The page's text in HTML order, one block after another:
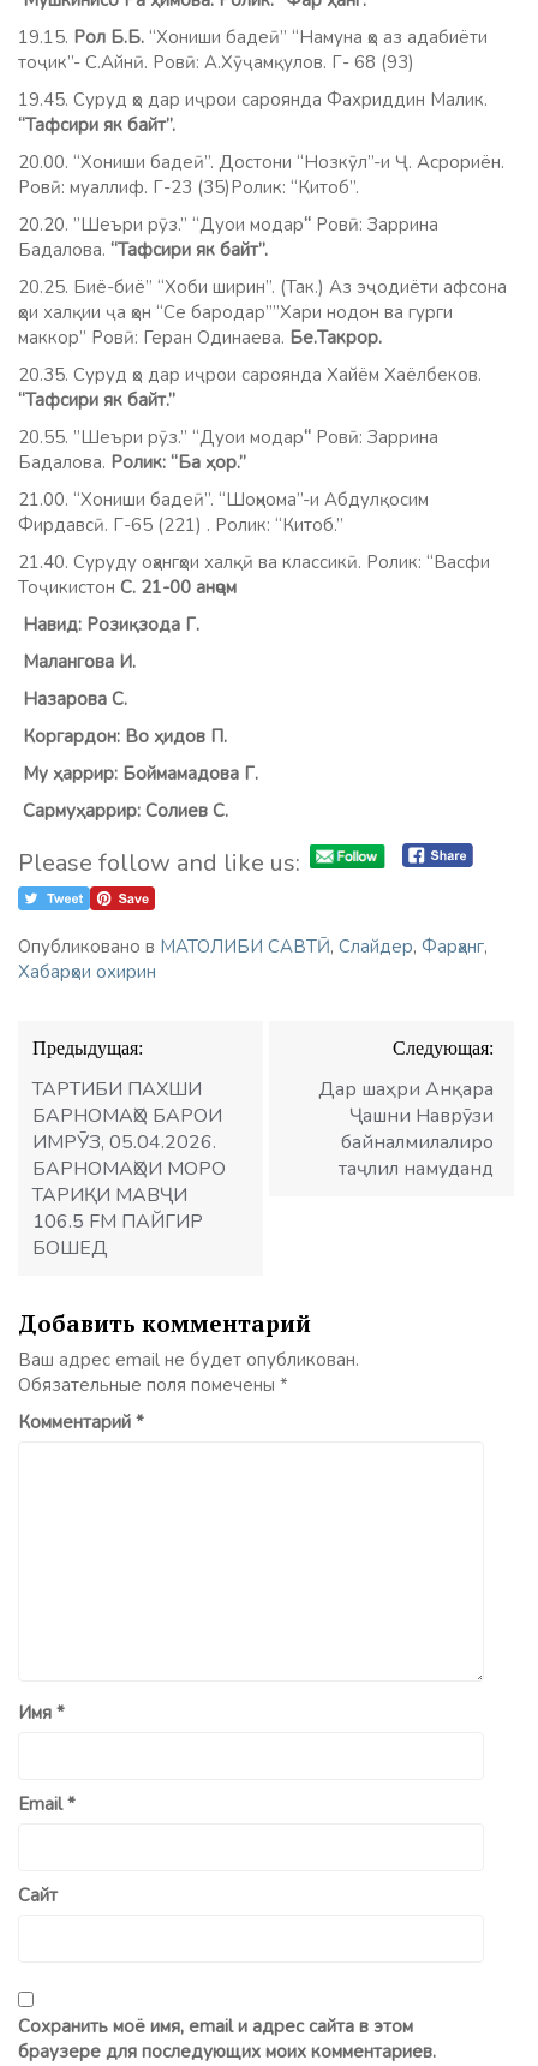
19.15. Рол Б.Б. “Хониши бадеӣ” “Намуна ҳо аз адабиёти
тоҷик”- С.Айнӣ. Ровӣ: А.Хӯҷамқулов. Г- 68 (93)
19.45. Суруд ҳо дар иҷрои сароянда Фахриддин Малик.
“Тафсири як байт”.
20.00. “Хониши бадеӣ”. Достони “Нозкӯл”-и Ҷ. Асрориён.
Ровӣ: муаллиф. Г-23 (35)Ролик: “Китоб”.
20.20. ”Шеъри рӯз.” “Дуои модар“ Ровӣ: Заррина
Бадалова. “Тафсири як байт”.
20.25. Биё-биё” “Хоби ширин”. (Так.) Аз эҷодиёти афсона
ҳои халқии ҷа ҳон “Се бародар””Хари нодон ва гурги
маккор” Ровӣ: Геран Одинаева. Бе.Такрор.
20.35. Суруд ҳо дар иҷрои сароянда Хайём Хаёлбеков.
“Тафсири як байт.”
20.55. ”Шеъри рӯз.” “Дуои модар“ Ровӣ: Заррина
Бадалова. Ролик: “Ба ҳор.”
21.00. “Хониши бадеӣ”. “Шоҳнома”-и Абдулқосим
Фирдавсӣ. Г-65 (221) . Ролик: “Китоб.”
21.40. Суруду оҳангҳои халқӣ ва классикӣ. Ролик: “Васфи
Тоҷикистон С. 21-00 анҷом
Навид: Розиқзода Г.
Малангова И.
Назарова С.
Коргардон: Во ҳидов П.
Му ҳаррир: Боймамадова Г.
Сармуҳаррир: Солиев С.
Please follow and like us:
Опубликовано в МАТОЛИБИ САВТӢ, Слайдер, Фарҳанг,
Хабарҳои охирин
Навигация
по
записям
Предыдущая:
ТАРТИБИ ПАХШИ
БАРНОМАҲО БАРОИ
ИМРӮЗ, 05.04.2026.
БАРНОМАҲОИ МОРО
ТАРИҚИ МАВҶИ
106.5 FM ПАЙГИР
БОШЕД
Следующая:
Дар шаҳри Анқара
Ҷашни Наврӯзи
байналмилалиро
таҷлил намуданд
Добавить комментарий
Ваш адрес email не будет опубликован.
Обязательные поля помечены *
Комментарий *
Имя *
Email*
Сайт
Сохранить моё имя, email и адрес сайта в этом
браузере для последующих моих комментариев.